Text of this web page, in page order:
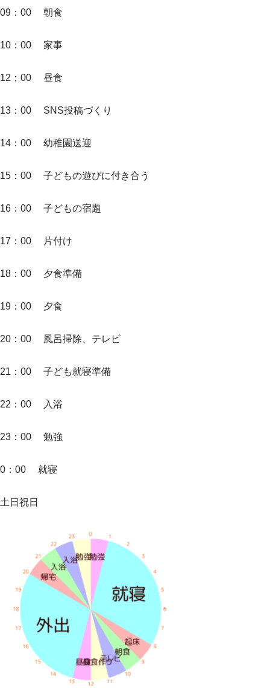
09：00 朝食
10：00 家事
12；00 昼食
13：00 SNS投稿づくり
14：00 幼稚園送迎
15：00 子どもの遊びに付き合う
16：00 子どもの宿題
17：00 片付け
18：00 夕食準備
19：00 夕食
20：00 風呂掃除、テレビ
21：00 子ども就寝準備
22：00 入浴
23：00 勉強
0：00 就寝
土日祝日